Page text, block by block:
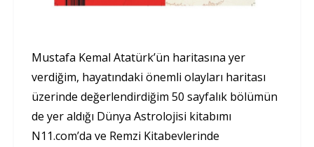
Mustafa Kemal Atatürk’ün haritasına yer
verdiğim, hayatındaki önemli olayları haritası
üzerinde değerlendirdiğim 50 sayfalık bölümün
de yer aldığı Dünya Astrolojisi kitabımı
N11.com’da ve Remzi Kitabevlerinde